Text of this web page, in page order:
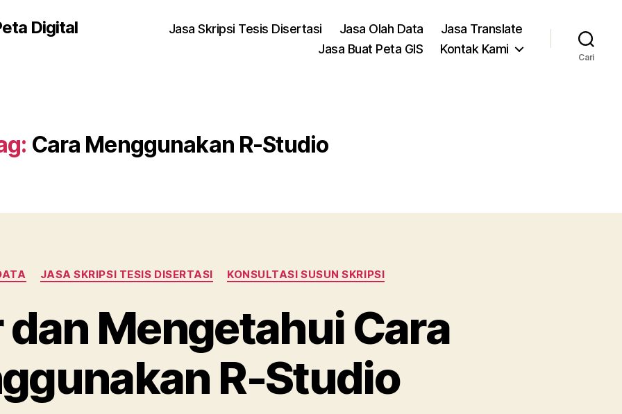
Digital Jasa Skripsi Tesis Disertasi Jasa Olah Data
Jasa Translate
Jasa Buat Peta GIS
Kontak Kami
Cari
Cara Menggunakan R-Studio
Kategori
JASA SKRIPSI TESIS DISERTASI KONSULTASI SUSUN SKRIPSI
dan Mengetahui Cara
R-Studio